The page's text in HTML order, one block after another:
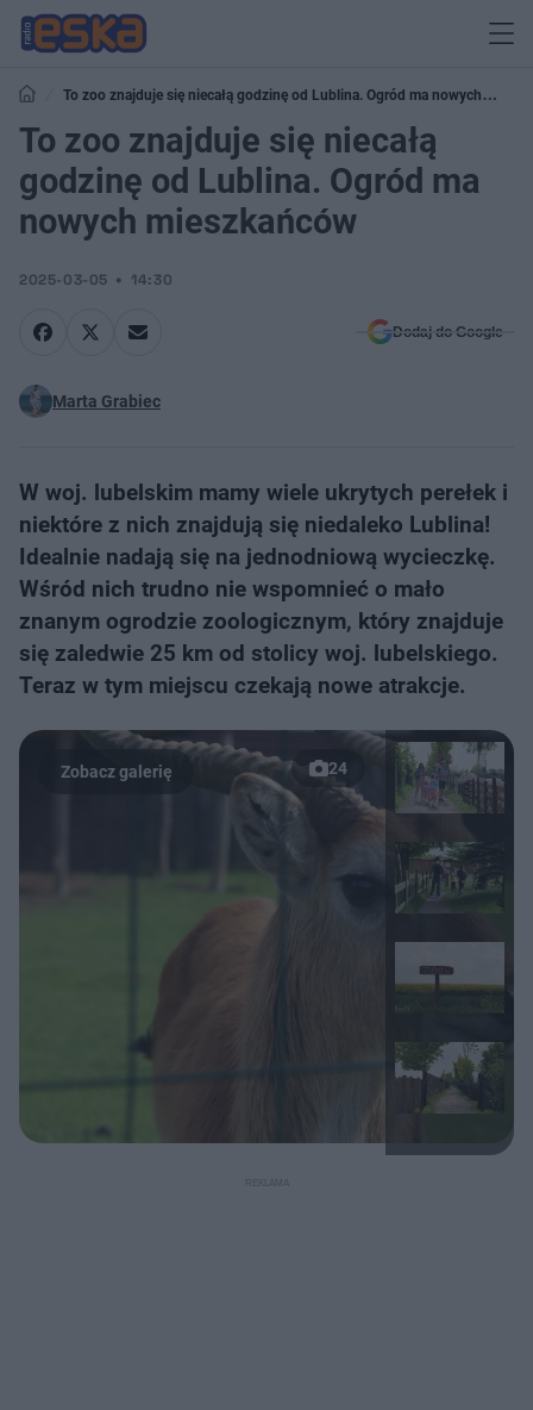
To zoo znajduje się niecałą godzinę od Lublina. Ogród ma nowych
mieszkańców
To zoo znajduje się niecałą
godzinę od Lublina. Ogród ma
nowych mieszkańców
2025-03-05 14:30
Dodaj do Google
Marta Grabiec
W woj. lubelskim mamy wiele ukrytych perełek i
niektóre z nich znajdują się niedaleko Lublina!
Idealnie nadają się na jednodniową wycieczkę.
Wśród nich trudno nie wspomnieć o mało
znanym ogrodzie zoologicznym, który znajduje
się zaledwie 25 km od stolicy woj. lubelskiego.
Teraz w tym miejscu czekają nowe atrakcje.
24